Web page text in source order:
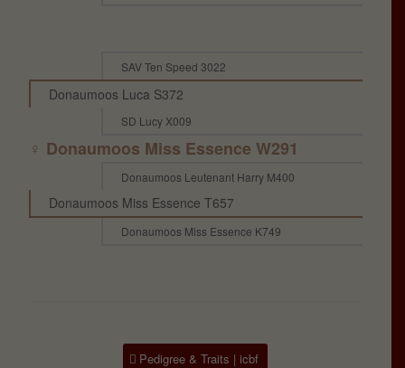
SAV Ten Speed 3022
Donaumoos Luca S372
SD Lucy X009
♀ Donaumoos Miss Essence W291
Donaumoos Leutenant Harry M400
Donaumoos Miss Essence T657
Donaumoos Miss Essence K749
Pedigree & Traits | icbf